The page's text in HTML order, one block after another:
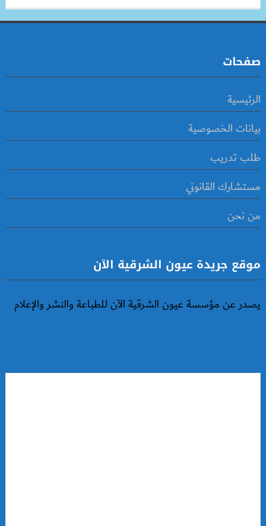
صفحات
الرئيسية
بيانات الخصوصية
طلب تدريب
مستشارك القانوني
من نحن
موقع جريدة عيون الشرقية الآن
يصدر عن مؤسسة عيون الشرقية الآن للطباعة والنشر والإعلام